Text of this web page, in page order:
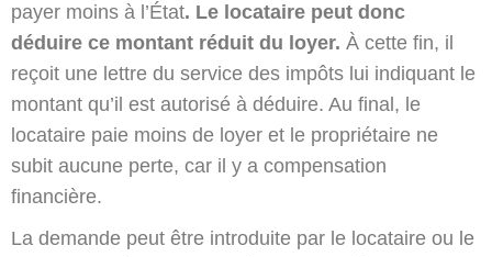
payer moins à l’État. Le locataire peut donc
déduire ce montant réduit du loyer. À cette fin, il
reçoit une lettre du service des impôts lui indiquant le
montant qu’il est autorisé à déduire. Au final, le
locataire paie moins de loyer et le propriétaire ne
subit aucune perte, car il y a compensation
financière.
La demande peut être introduite par le locataire ou le